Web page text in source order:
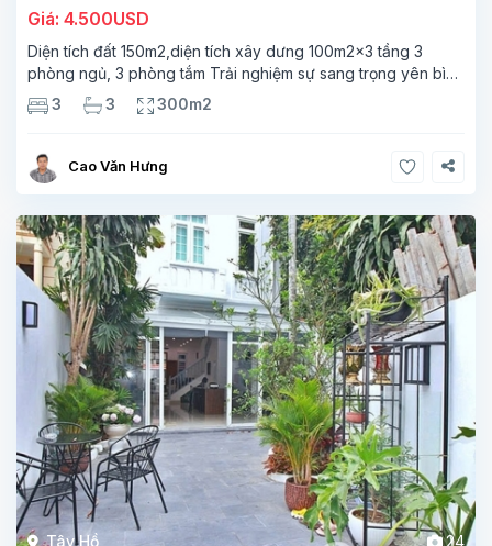
Giá: 4.500USD
Diện tích đất 150m2,diện tích xây dưng 100m2x3 tầng 3
phòng ngủ, 3 phòng tắm Trải nghiệm sự sang trọng yên bình
với biệt thự độc đáo mang cảm hứng Nhật Bản này, nằm ở
trung tâm Tây Hồ, Hà Nội.
3 3 300m2
Cao Văn Hưng
Tây Hồ 24